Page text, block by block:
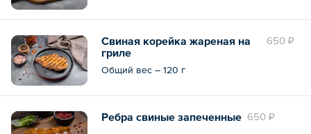
650 ₽
Свиная корейка жареная на
гриле
Общий вес – 120 г
650 ₽
Ребра свиные запеченные